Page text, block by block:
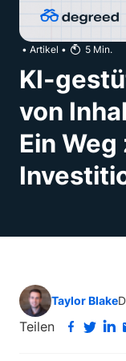
• Artikel • 5 Min.
KI-
von
Ein
Taylor Blake
Teilen